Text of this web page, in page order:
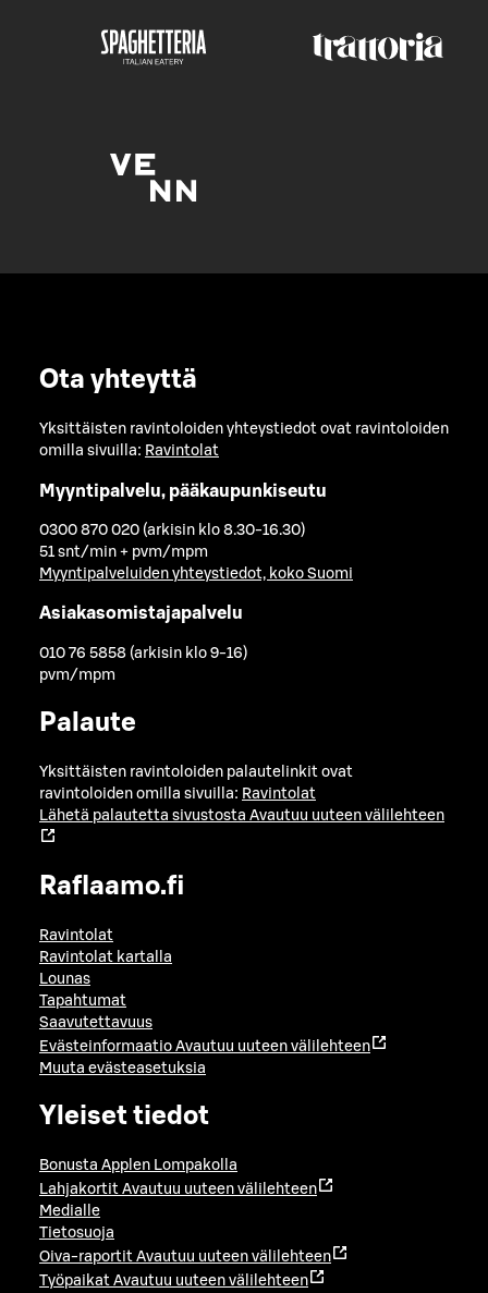
Ota yhteyttä
Yksittäisten ravintoloiden yhteystiedot ovat ravintoloiden
omilla sivuilla: Ravintolat
Myyntipalvelu, pääkaupunkiseutu
0300 870 020 (arkisin klo 8.30-16.30)
51 snt/min + pvm/mpm
Myyntipalveluiden yhteystiedot, koko Suomi
Asiakasomistajapalvelu
010 76 5858 (arkisin klo 9-16)
pvm/mpm
Palaute
Yksittäisten ravintoloiden palautelinkit ovat
ravintoloiden omilla sivuilla: Ravintolat
Lähetä palautetta sivustosta Avautuu uuteen välilehteen
Raflaamo.fi
Ravintolat
Ravintolat kartalla
Lounas
Tapahtumat
Saavutettavuus
Evästeinformaatio Avautuu uuteen välilehteen
Muuta evästeasetuksia
Yleiset tiedot
Bonusta Applen Lompakolla
Lahjakortit Avautuu uuteen välilehteen
Medialle
Tietosuoja
Oiva-raportit Avautuu uuteen välilehteen
Työpaikat Avautuu uuteen välilehteen